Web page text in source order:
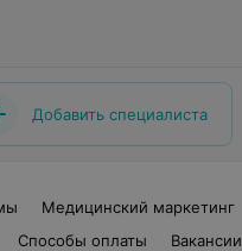
Добавить специалиста
Медицинский маркетинг
Способы оплаты Вакансии